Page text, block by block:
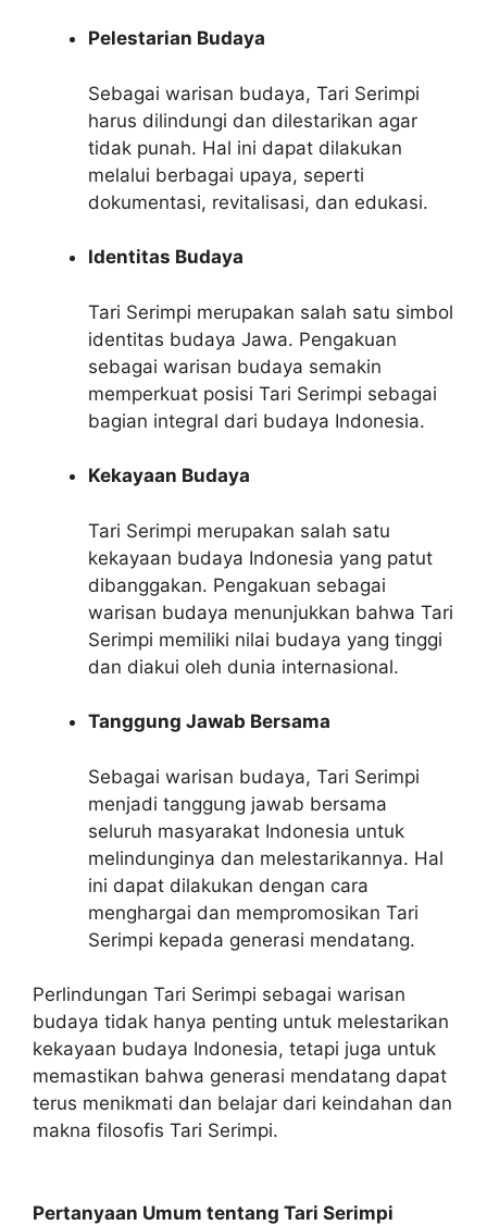
Pelestarian Budaya
Sebagai warisan budaya, Tari Serimpi
harus dilindungi dan dilestarikan agar
tidak punah. Hal ini dapat dilakukan
melalui berbagai upaya, seperti
dokumentasi, revitalisasi, dan edukasi.
Identitas Budaya
Tari Serimpi merupakan salah satu simbol
identitas budaya Jawa. Pengakuan
sebagai warisan budaya semakin
memperkuat posisi Tari Serimpi sebagai
bagian integral dari budaya Indonesia.
Kekayaan Budaya
Tari Serimpi merupakan salah satu
kekayaan budaya Indonesia yang patut
dibanggakan. Pengakuan sebagai
warisan budaya menunjukkan bahwa Tari
Serimpi memiliki nilai budaya yang tinggi
dan diakui oleh dunia internasional.
Tanggung Jawab Bersama
Sebagai warisan budaya, Tari Serimpi
menjadi tanggung jawab bersama
seluruh masyarakat Indonesia untuk
melindunginya dan melestarikannya. Hal
ini dapat dilakukan dengan cara
menghargai dan mempromosikan Tari
Serimpi kepada generasi mendatang.
Perlindungan Tari Serimpi sebagai warisan
budaya tidak hanya penting untuk melestarikan
kekayaan budaya Indonesia, tetapi juga untuk
memastikan bahwa generasi mendatang dapat
terus menikmati dan belajar dari keindahan dan
makna filosofis Tari Serimpi.
Pertanyaan Umum tentang Tari Serimpi